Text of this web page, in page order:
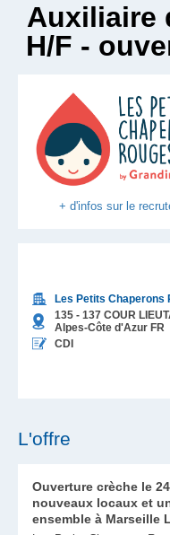
Auxiliaire
H/F -
+ d'infos sur le
Les Petits Chaperons
135 - 137 COUR
Alpes-Côte d'Azur FR
CDI
L'offre
Ouverture crèche le
nouveaux locaux et
ensemble à Marseille